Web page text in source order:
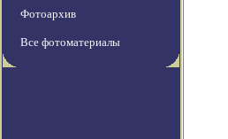
Фотоархив
Все фотоматериалы